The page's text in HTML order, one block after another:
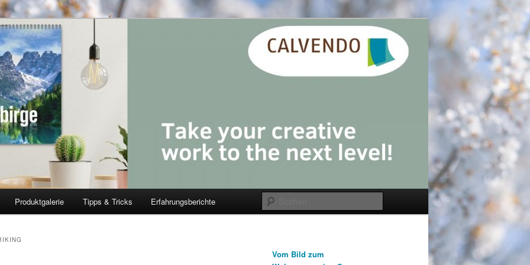
Produktgalerie Tipps & Tricks Erfahrungsberichte
Vom Bild zum